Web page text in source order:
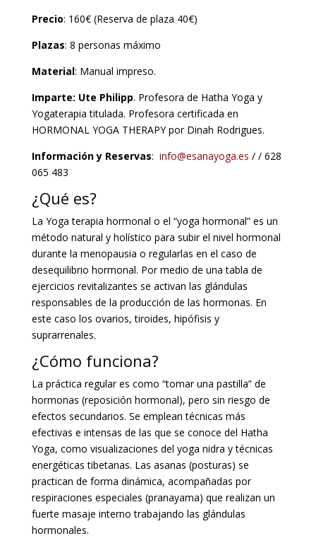
Precio: 160€ (Reserva de plaza 40€)
Plazas: 8 personas máximo
Material: Manual impreso.
Imparte: Ute Philipp. Profesora de Hatha Yoga y
Yogaterapia titulada. Profesora certificada en
HORMONAL YOGA THERAPY por Dinah Rodrigues.
Información y Reservas: info@esanayoga.es / / 628
065 483
¿Qué es?
La Yoga terapia hormonal o el “yoga hormonal” es un
método natural y holístico para subir el nivel hormonal
durante la menopausia o regularlas en el caso de
desequilibrio hormonal. Por medio de una tabla de
ejercicios revitalizantes se activan las glándulas
responsables de la producción de las hormonas. En
este caso los ovarios, tiroides, hipófisis y
suprarrenales.
¿Cómo funciona?
La práctica regular es como “tomar una pastilla” de
hormonas (reposición hormonal), pero sin riesgo de
efectos secundarios. Se emplean técnicas más
efectivas e intensas de las que se conoce del Hatha
Yoga, como visualizaciones del yoga nidra y técnicas
energéticas tibetanas. Las asanas (posturas) se
practican de forma dinámica, acompañadas por
respiraciones especiales (pranayama) que realizan un
fuerte masaje interno trabajando las glándulas
hormonales.